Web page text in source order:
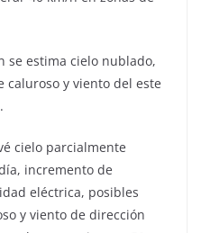
se estima cielo nublado,
y viento del este
cielo parcialmente
incremento de
eléctrica, posibles
y viento de dirección